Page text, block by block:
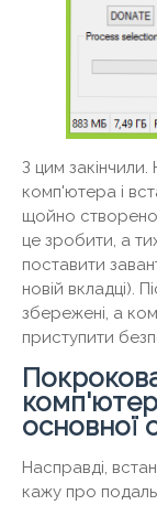
З цим
комп'ютера і
щойно
це зробити, а
поставити
новій вкладці).
збережені, а
приступити
комп'ютер
основної
Насправді,
кажу про